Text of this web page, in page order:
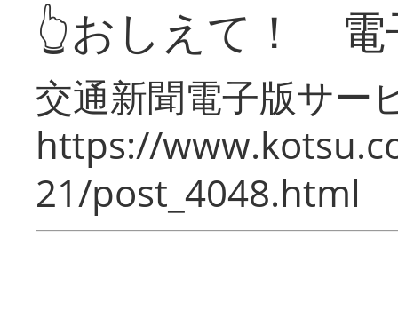
👆おしえて！ 電
交通新聞電子版サー
https://
21/post_4048.html